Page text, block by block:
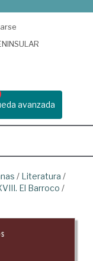
avanzada
/ Literatura /
El Barroco /